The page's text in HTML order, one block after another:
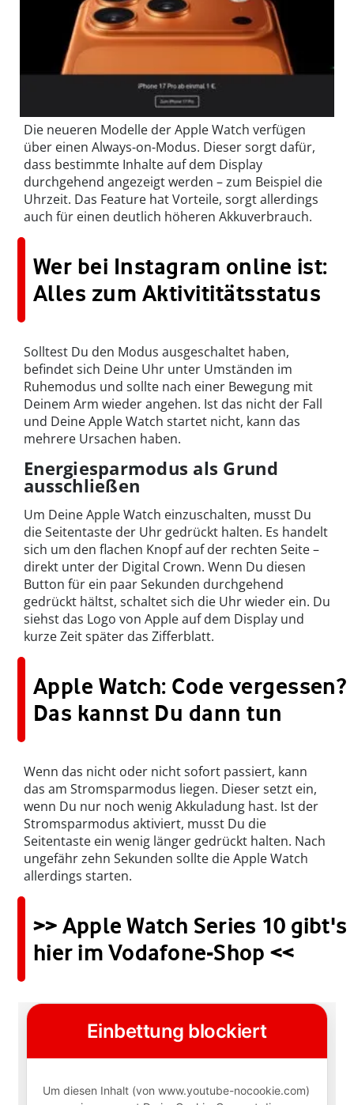
Die neueren Modelle der Apple Watch verfügen
über einen Always-on-Modus. Dieser sorgt dafür,
dass bestimmte Inhalte auf dem Display
durchgehend angezeigt werden – zum Beispiel die
Uhrzeit. Das Feature hat Vorteile, sorgt allerdings
auch für einen deutlich höheren Akkuverbrauch.
Wer bei Instagram online ist:
Alles zum Aktivititätsstatus
Solltest Du den Modus ausgeschaltet haben,
befindet sich Deine Uhr unter Umständen im
Ruhemodus und sollte nach einer Bewegung mit
Deinem Arm wieder angehen. Ist das nicht der Fall
und Deine Apple Watch startet nicht, kann das
mehrere Ursachen haben.
Energiesparmodus als Grund
ausschließen
Um Deine Apple Watch einzuschalten, musst Du
die Seitentaste der Uhr gedrückt halten. Es handelt
sich um den flachen Knopf auf der rechten Seite –
direkt unter der Digital Crown. Wenn Du diesen
Button für ein paar Sekunden durchgehend
gedrückt hältst, schaltet sich die Uhr wieder ein. Du
siehst das Logo von Apple auf dem Display und
kurze Zeit später das Zifferblatt.
Apple Watch: Code vergessen?
Das kannst Du dann tun
Wenn das nicht oder nicht sofort passiert, kann
das am Stromsparmodus liegen. Dieser setzt ein,
wenn Du nur noch wenig Akkuladung hast. Ist der
Stromsparmodus aktiviert, musst Du die
Seitentaste ein wenig länger gedrückt halten. Nach
ungefähr zehn Sekunden sollte die Apple Watch
allerdings starten.
>> Apple Watch Series 10 gibt's
hier im Vodafone-Shop <<